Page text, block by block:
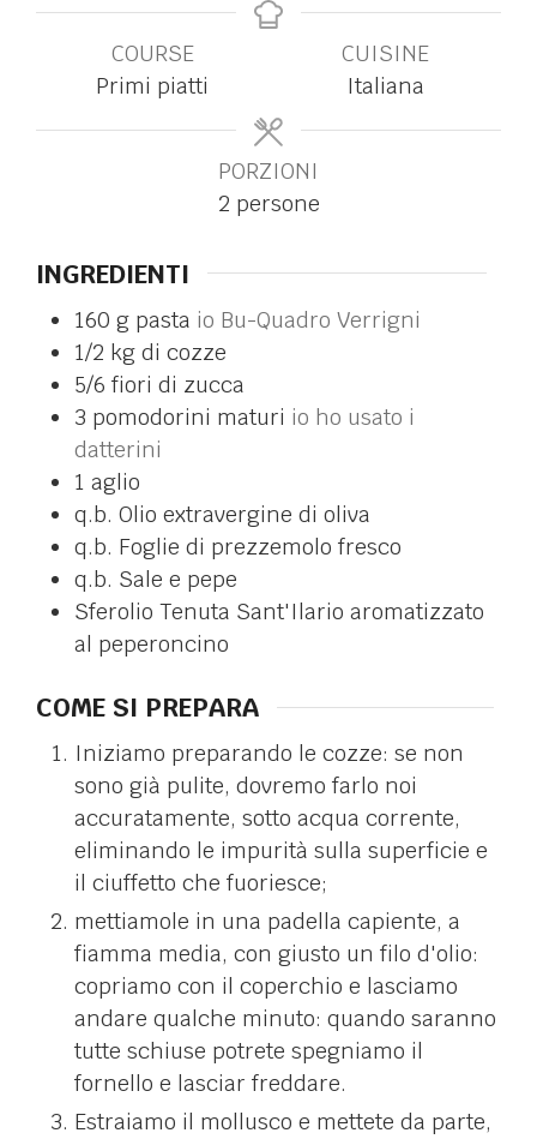
COURSE
Primi piatti
CUISINE
Italiana
PORZIONI
2 persone
INGREDIENTI
160 g pasta io Bu-Quadro Verrigni
1/2 kg di cozze
5/6 fiori di zucca
3 pomodorini maturi io ho usato i
datterini
1 aglio
q.b. Olio extravergine di oliva
q.b. Foglie di prezzemolo fresco
q.b. Sale e pepe
Sferolio Tenuta Sant'Ilario aromatizzato
al peperoncino
COME SI PREPARA
Iniziamo preparando le cozze: se non
sono già pulite, dovremo farlo noi
accuratamente, sotto acqua corrente,
eliminando le impurità sulla superficie e
il ciuffetto che fuoriesce;
mettiamole in una padella capiente, a
fiamma media, con giusto un filo d'olio:
copriamo con il coperchio e lasciamo
andare qualche minuto: quando saranno
tutte schiuse potrete spegniamo il
fornello e lasciar freddare.
Estraiamo il mollusco e mettete da parte,